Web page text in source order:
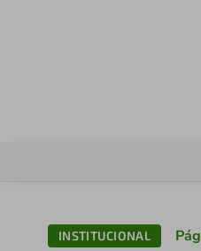
INSTITUCIONAL